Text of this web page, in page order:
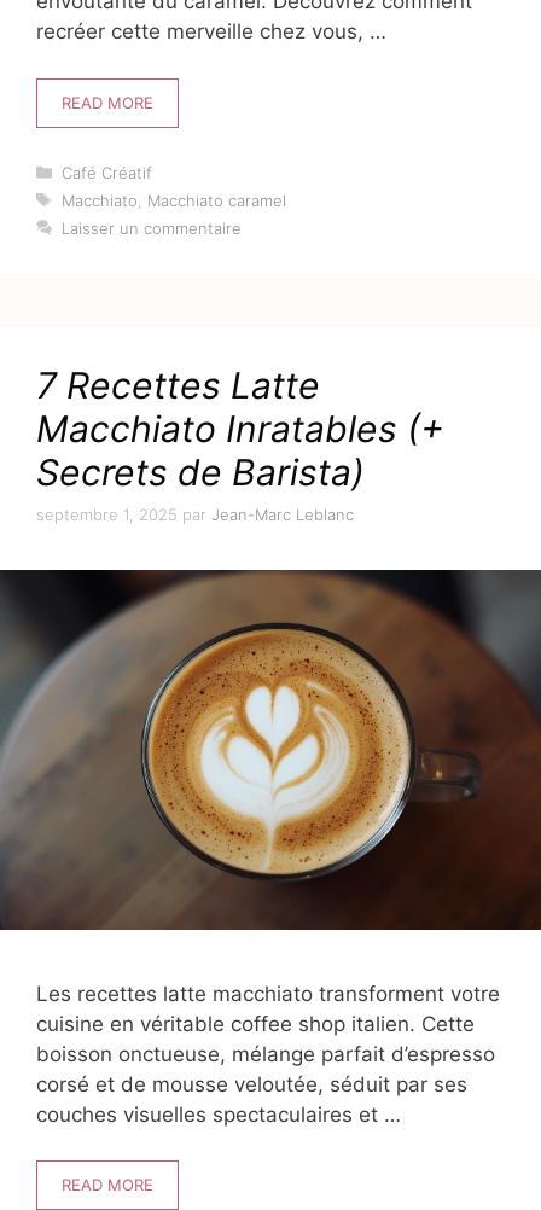
recréer cette merveille chez vous, …
READ MORE
Catégories
Café Créatif
Étiquettes
Macchiato
Macchiato caramel
Laisser un commentaire
7 Recettes Latte
Macchiato Inratables (+
Secrets de Barista)
septembre 1, 2025 par Jean-Marc Leblanc
Les recettes latte macchiato transforment votre
cuisine en véritable coffee shop italien. Cette
boisson onctueuse, mélange parfait d’espresso
corsé et de mousse veloutée, séduit par ses
couches visuelles spectaculaires et …
READ MORE